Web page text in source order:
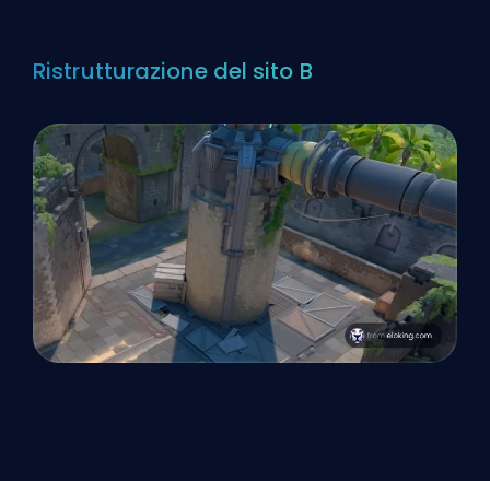
Ristrutturazione del sito B